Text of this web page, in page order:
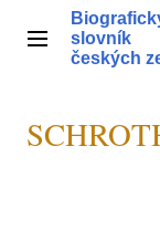
obsahHlavní menu
slovník
českých